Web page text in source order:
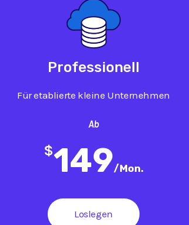
Professionell
Für etablierte kleine Unternehmen
Ab
$149/Mon.
Loslegen